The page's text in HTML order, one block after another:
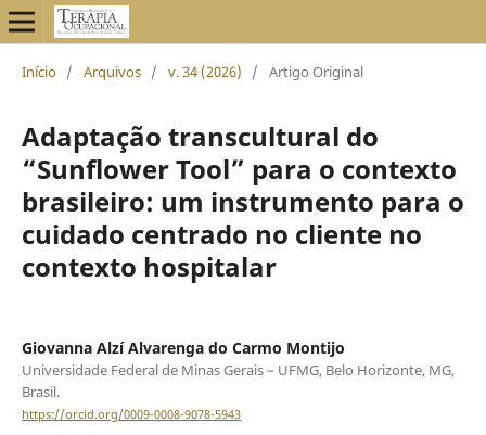
Início / Arquivos / v. 34 (2026) / Artigo Original
Adaptação transcultural do
“Sunflower Tool” para o contexto
brasileiro: um instrumento para o
cuidado centrado no cliente no
contexto hospitalar
Giovanna Alzí Alvarenga do Carmo Montijo
Universidade Federal de Minas Gerais – UFMG, Belo Horizonte, MG,
Brasil.
https://orcid.org/0009-0008-9078-5943